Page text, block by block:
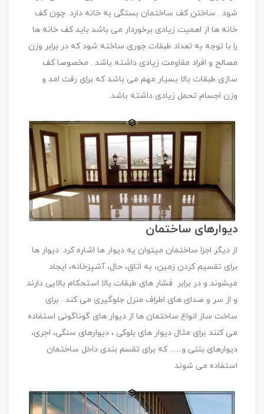
شود . ساختن کف ساختمان بستگی به خانه دارد. چون کف
خانه ها از اهمیت زیادی برخوردار می باشد باید کف خانه ها
را با توجه به تعداد طبقات جوری ساخته شود که در برابر وزن
مصالح و افراد مقاومت زیادی داشته باشد . مخصوصا کف
سازی طبقات بالا بسیار مهم می باشد که برای رفت امد و
وزن اجسام تحمل زیادی داشته باشد.
دیوارهای ساختمان
از دیگر اجزا ساختمان میتوان یه دیوار ها اشاره کرد. دیوار ها
برای تقسیم کردن زمین، به اتاق، حال، آشپزخانه، ایجاد
میشوند و در برابر فشار های طبقات بالا استحکام بالایی دارند
و از سر و صدای های اطراف منزل جلوگیری می کند . برای
ساخت ساز انواع ساختمان ها از دیوار های گوناگونی استفاده
می کنند برای مثال دیوار های بلوکی ، دیوارهای سنگی، اجری،
دیوارهای بتنی و….. که برای تقسم بندی داخل ساختمان
استفاده می شوند